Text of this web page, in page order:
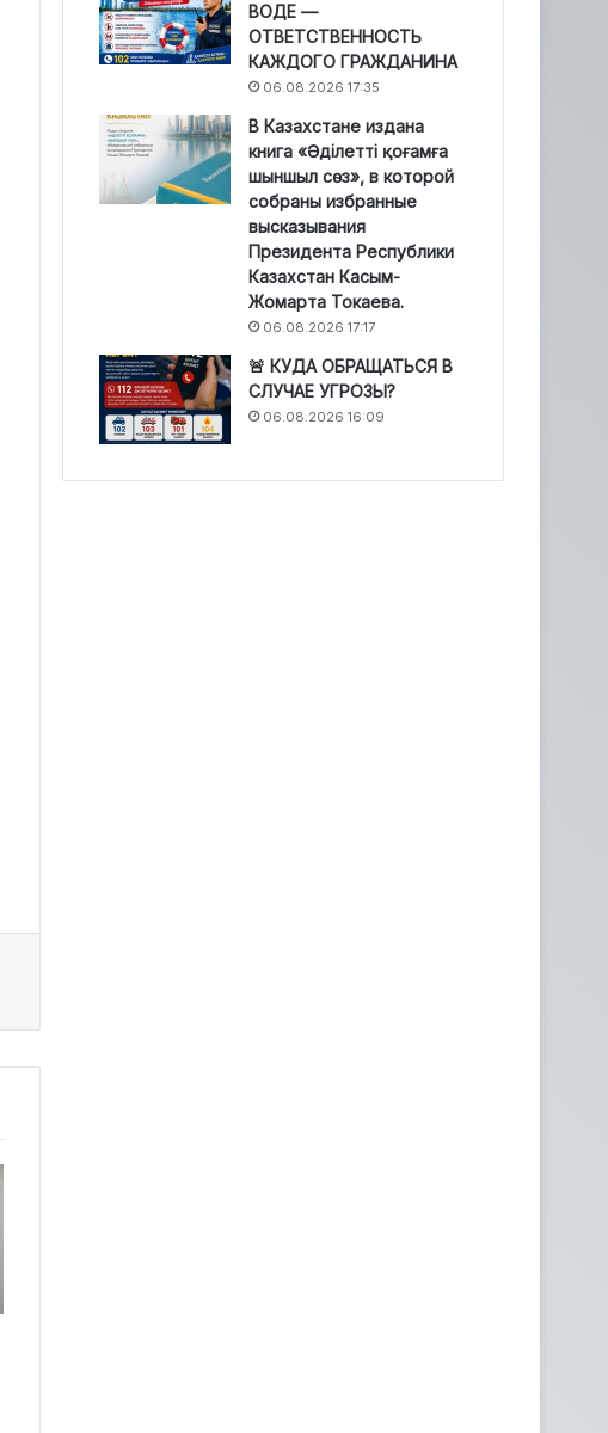
ВОДЕ —
ОТВЕТСТВЕННОСТЬ
КАЖДОГО ГРАЖДАНИНА
06.08.2026 17:35
В Казахстане издана
книга «Әділетті қоғамға
шыншыл сөз», в которой
собраны избранные
высказывания
Президента Республики
Казахстан Касым-
Жомарта Токаева.
06.08.2026 17:17
🚨 КУДА ОБРАЩАТЬСЯ В
СЛУЧАЕ УГРОЗЫ?
06.08.2026 16:09